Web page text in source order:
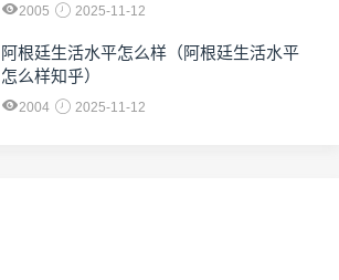
2005 2025-11-12
阿根廷生活水平怎么样（阿根廷生活水平
怎么样知乎）
2004 2025-11-12